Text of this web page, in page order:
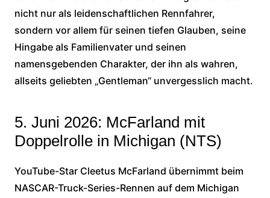
nicht nur als leidenschaftlichen Rennfahrer,
sondern vor allem für seinen tiefen Glauben, seine
Hingabe als Familienvater und seinen
namensgebenden Charakter, der ihn als wahren,
allseits geliebten „Gentleman“ unvergesslich macht.
5. Juni 2026: McFarland mit
Doppelrolle in Michigan (NTS)
YouTube-Star Cleetus McFarland übernimmt beim
NASCAR-Truck-Series-Rennen auf dem Michigan